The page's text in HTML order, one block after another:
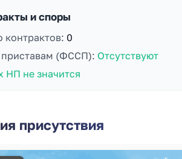
и споры
контрактов: 0
приставам (ФССП): Отсутствуют
НП не значится
присутствия